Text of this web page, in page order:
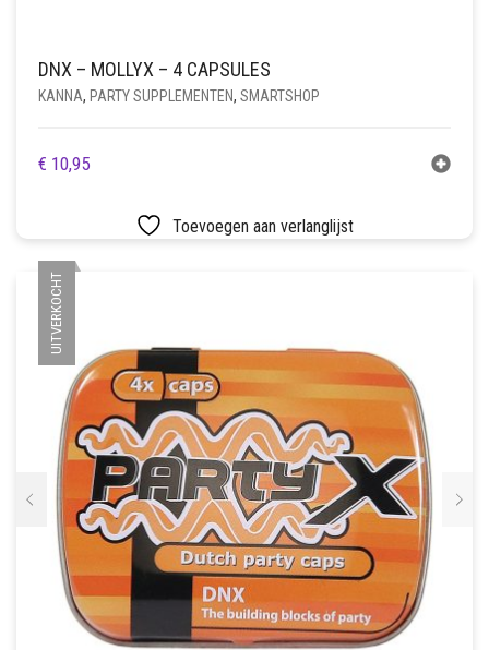
DNX – MOLLYX – 4 CAPSULES
KANNA, PARTY SUPPLEMENTEN, SMARTSHOP
€ 10,95
Toevoegen aan verlanglijst
UITVERKOCHT